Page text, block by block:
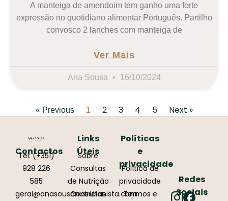
A manteiga de amendoim tem ganho uma forte
expressão no quotidiano alimentar Português. Partilho
convosco 2 lanches com manteiga de
Ver Mais
Ana Sousa 16/10/2024
« Previous 1 2 3 4 5 Next »
Contactos
Tel: (+351)
928 226
585
geral@anasousanutricionista.com
Links
Úteis
Sobre
Consultas
de Nutrição
Consultas
Políticas
e
privacidade
Política de
privacidade
Termos e
Redes
Sociais